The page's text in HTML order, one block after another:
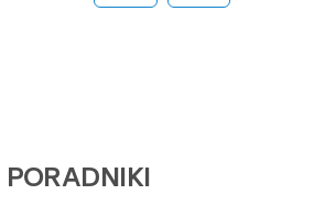
PORADNIKI